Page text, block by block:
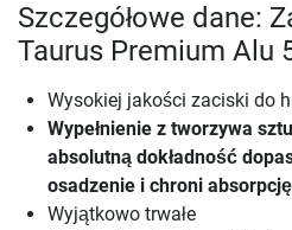
Szczegółowe dane:
Taurus Premium Alu
Wysokiej jakości zaciski do
Wypełnienie z tworzywa
absolutną dokładność
osadzenie i chroni
Wyjątkowo trwałe